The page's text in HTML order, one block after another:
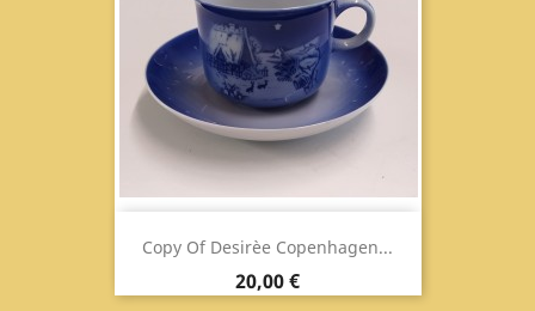
Copy Of Desirèe Copenhagen...
Prix
20,00 €